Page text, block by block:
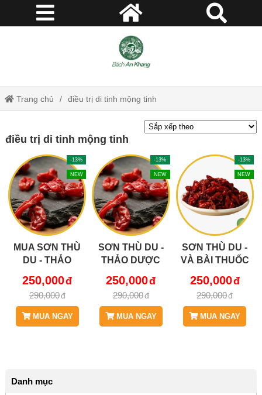
Trang chủ điều trị di tinh mộng tinh
điều trị di tinh mộng tinh
-13%
NEW
MUA SƠN THÙ
DU - THẢO
KHANG JD335
SONTHUDU V2
250,000
290,000
MUA NGAY
-13%
NEW
SƠN THÙ DU -
THẢO DƯỢC
KHANG JD335
SONTHUDU
250,000
290,000
MUA NGAY
-13%
NEW
SƠN THÙ DU -
VÀ BÀI THUỐC
HƯ, DI TINH,
TIỂU ĐÊM JD335
SONTHUDU
250,000
290,000
MUA NGAY
Danh mục